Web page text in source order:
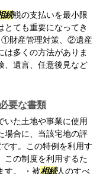
続税の支払いを最小限
とても重要になってき
①財産管理対策、②遺産
は多くの方法がありま
、遺言、任意後見など
要な書類
いた土地や事業に使用
場合に、当該宅地の評
す。この特例を利用す
この制度を利用するた
す。 ・被相続人のすべ